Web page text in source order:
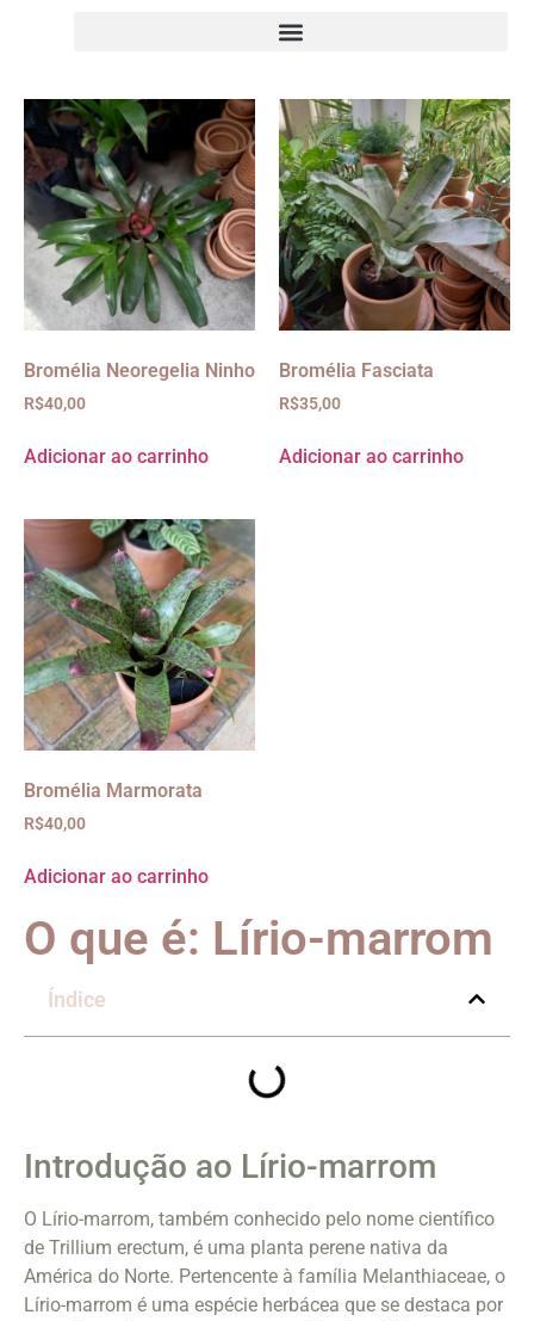
Bromélia Neoregelia Ninho
R$40,00
Adicionar ao carrinho
Bromélia Fasciata
R$35,00
Adicionar ao carrinho
Bromélia Marmorata
R$40,00
Adicionar ao carrinho
O que é: Lírio-marrom
Índice
Introdução ao Lírio-marrom
O Lírio-marrom, também conhecido pelo nome científico
de Trillium erectum, é uma planta perene nativa da
América do Norte. Pertencente à família Melanthiaceae, o
Lírio-marrom é uma espécie herbácea que se destaca por